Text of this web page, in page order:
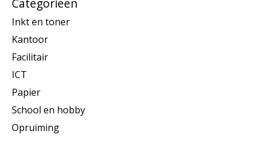
Inkt en toner
Kantoor
Facilitair
ICT
Papier
School en hobby
Opruiming